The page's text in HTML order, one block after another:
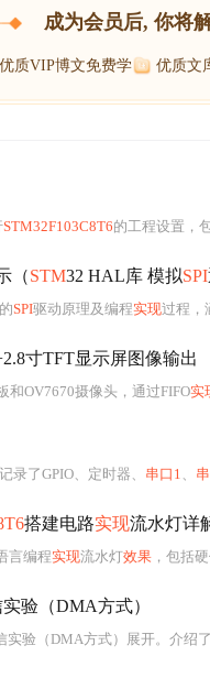
成为会员后, 你将
优质VIP博文免费学 优质文
STM32F103C8T6的工程设置，
（STM32 HAL库 模拟SPI
SPI驱动原理及编程实现过程，
寸TFT显示屏图像输出
和OV7670摄像头，通过FIFO实
录了GPIO、定时器、 串口1、
搭建电路实现流水灯详
言编程实现流水灯效果 ，包括硬件需求、
验（DMA方式）
实验（DMA方式）展开。介绍